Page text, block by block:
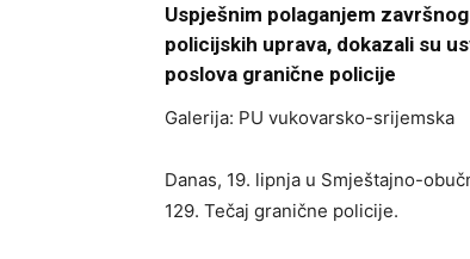
Uspješnim polaganjem
policijskih uprava, dokazali su
poslova granične policije
Galerija: PU vukovarsko-srijemska
Danas, 19. lipnja u Smještajno-
129. Tečaj granične policije.